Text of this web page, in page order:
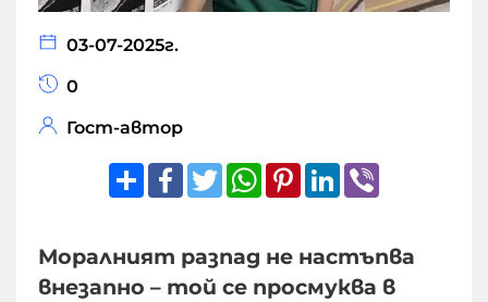
03-07-2025г.
0
Гост-автор
ShareFacebook
TwitterWhatsApp
Pinterest
LinkedIn
Моралният разпад не настъпва
внезапно – той се просмуква в